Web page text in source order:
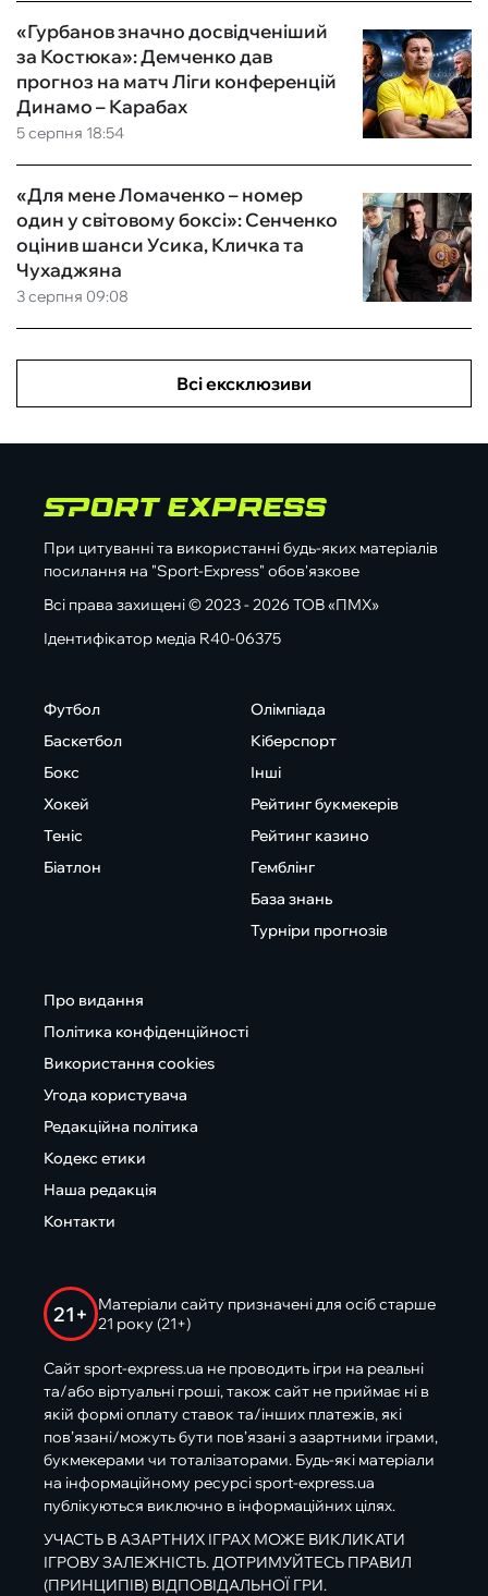
5 серпня 18:54
«Гурбанов значно досвідченіший
за Костюка»: Демченко дав
прогноз на матч Ліги конференцій
Динамо – Карабах
3 серпня 09:08
«Для мене Ломаченко – номер
один у світовому боксі»: Сенченко
оцінив шанси Усика, Кличка та
Чухаджяна
Всі ексклюзиви
При цитуванні та використанні будь-яких матеріалів
посилання на "Sport-Express" обов'язкове
Всі права захищені © 2023 - 2026 ТОВ «ПМХ»
Ідентифікатор медіа R40-06375
Футбол
Баскетбол
Бокс
Хокей
Теніс
Біатлон
Олімпіада
Кіберспорт
Інші
Рейтинг букмекерів
Рейтинг казино
Гемблінг
База знань
Турніри прогнозів
Про видання
Політика конфіденційності
Використання cookies
Угода користувача
Редакційна політика
Кодекс етики
Наша редакція
Контакти
21+
Матеріали сайту призначені для осіб старше
21 року (21+)
Сайт sport-express.ua не проводить ігри на реальні
та/або віртуальні гроші, також сайт не приймає ні в
якій формі оплату ставок та/інших платежів, які
пов’язані/можуть бути пов’язані з азартними іграми,
букмекерами чи тоталізаторами. Будь-які матеріали
на інформаційному ресурсі sport-express.ua
публікуються виключно в інформаційних цілях.
УЧАСТЬ В АЗАРТНИХ ІГРАХ МОЖЕ ВИКЛИКАТИ
ІГРОВУ ЗАЛЕЖНІСТЬ. ДОТРИМУЙТЕСЬ ПРАВИЛ
(ПРИНЦИПІВ) ВІДПОВІДАЛЬНОЇ ГРИ.